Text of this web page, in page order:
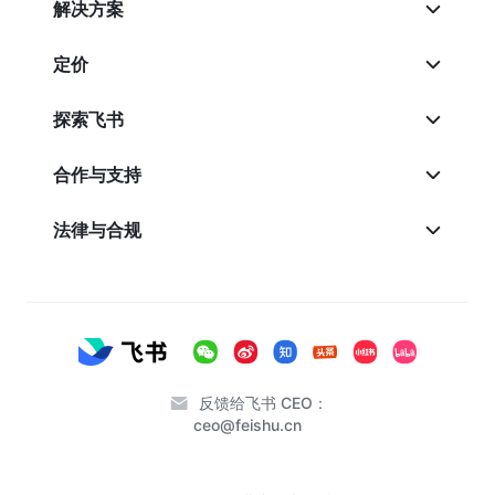
解决方案
定价
探索飞书
合作与支持
法律与合规
反馈给飞书 CEO：
ceo@feishu.cn